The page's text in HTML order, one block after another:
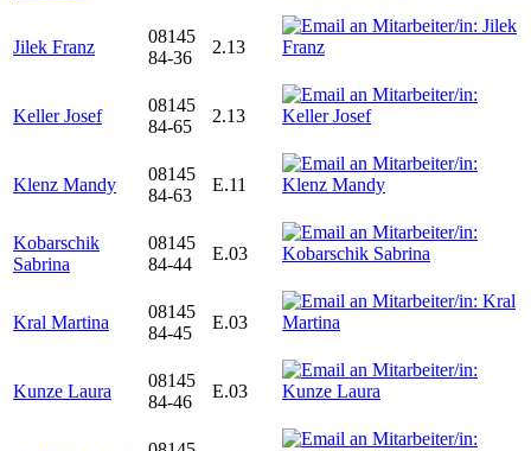
Jilek Franz
08145
84-36
2.13
Keller Josef
08145
84-65
2.13
Klenz Mandy
08145
84-63
E.11
Kobarschik
Sabrina
08145
84-44
E.03
Kral Martina
08145
84-45
E.03
Kunze Laura
08145
84-46
E.03